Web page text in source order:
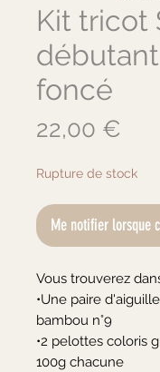
Kit tricot
foncé
22,00 €
Rupture de stock
Me notifier lorsque
Vous trouverez
•Une paire
bambou n°9
•2 pelottes coloris
100g chacune